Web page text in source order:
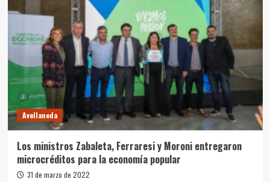
maquinaria
y
herramientas
a
cooperativistas
locales
Avellaneda
Los ministros Zabaleta, Ferraresi y Moroni entregaron
microcréditos para la economía popular
31 de marzo de 2022